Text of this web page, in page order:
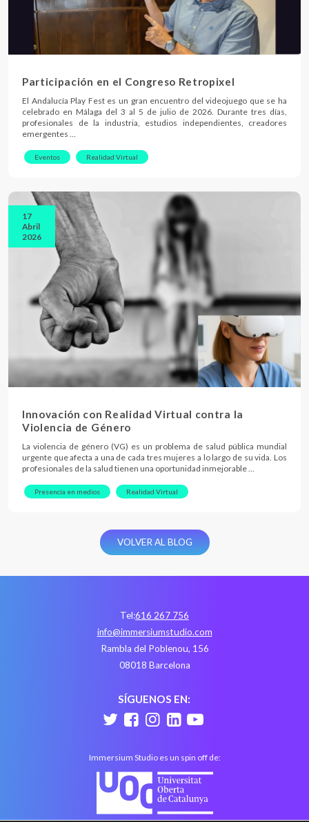
Participación en el Congreso Retropixel
El Andalucía Play Fest es un gran encuentro del videojuego que se ha
celebrado en Málaga del 3 al 5 de julio de 2026. Durante tres días,
profesionales de la industria, estudios independientes, creadores
emergentes …
Eventos Realidad Virtual
17
Abril
2026
Innovación con Realidad Virtual contra la
Violencia de Género
La violencia de género (VG) es un problema de salud pública mundial
urgente que afecta a una de cada tres mujeres a lo largo de su vida. Los
profesionales de la salud tienen una oportunidad inmejorable …
Presencia en medios Realidad Virtual
VOLVER AL BLOG
Tel:616 267 756
info@immersiumstudio.com
Rambla del Poblenou, 156
08018 Barcelona
SÍGUENOS EN:
Immersium Studio es un spin off de: